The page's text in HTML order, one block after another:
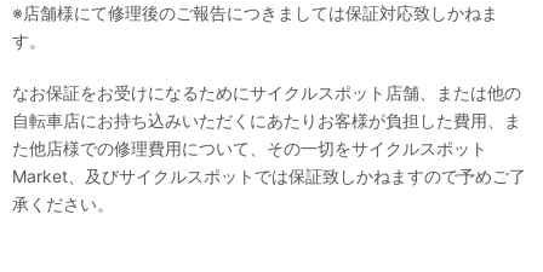
※店舗様にて修理後のご報告につきましては保証対応致しかねま
す。
なお保証をお受けになるためにサイクルスポット店舗、または他の
自転車店にお持ち込みいただくにあたりお客様が負担した費用、ま
た他店様での修理費用について、その一切をサイクルスポット
Market、及びサイクルスポットでは保証致しかねますので予めご了
承ください。